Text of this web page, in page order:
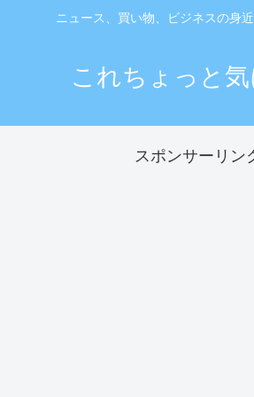
ニュース、買い物、ビジネスの身
これちょっと
スポンサーリン